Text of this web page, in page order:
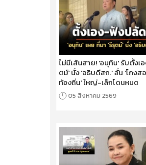
ไม่มีเส้นสาย! 'อนุทิน' รับตั้งเอ
ตม์' นั่ง 'อธิบดีสถ.' ลั่น 'โกงส
ท้องถิ่น' ใหญ่-เล็กโดนหมด
05 สิงหาคม 2569